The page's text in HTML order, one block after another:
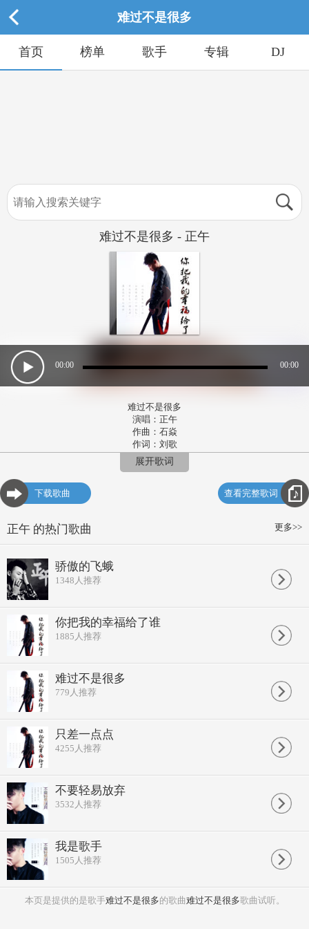
难过不是很多
首页 榜单 歌手 专辑 DJ
难过不是很多 - 正午
00:00 00:00
难过不是很多
演唱：正午
作曲：石焱
作词：刘歌
编曲：冯丹
发行：石焱文化
怎不见雨后娇美的花朵
来来往往你的笑容最惹火
感谢这一壶浓烈的揪扯
干杯！一笑而过
难过不是很多 安慰太罗嗦
风中的叶子空说承诺
来来往往你的笑容最惹火
难过不是很多 什么也别说
赤色光阴的青春 难免挥霍
一声叹息和振作 平分秋色
再见 灿烂烟火
展开歌词
下载歌曲 查看完整歌词
更多>>
正午 的热门歌曲
骄傲的飞蛾
1348 人推荐
你把我的幸福给了谁
1885 人推荐
难过不是很多
779 人推荐
只差一点点
4255 人推荐
不要轻易放弃
3532 人推荐
我是歌手
1505 人推荐
本页是提供的是歌手难过不是很多的歌曲难过不是很多歌曲试听。